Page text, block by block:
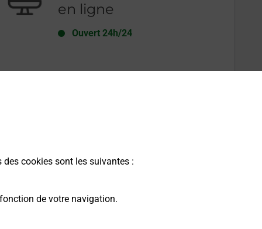
cookies sont les suivantes :
de votre navigation.
en ligne
Ouvert 24h/24